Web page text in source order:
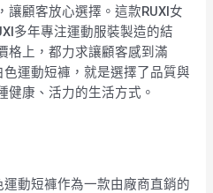
讓顧客放心選擇。這款RUXI女
多年專注運動服裝製造的結
格上，都力求讓顧客感到滿
運動短褲，就是選擇了品質與
健康、活力的生活方式。
動短褲作為一款由廠商直銷的